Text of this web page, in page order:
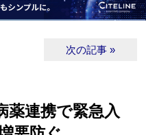
次の記事 »
薬連携で緊急入